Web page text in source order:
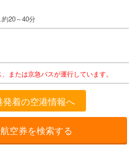
20～40分
または京急バスが運行しています。
発着の空港情報へ
空券を検索する